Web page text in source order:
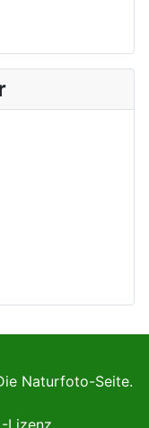
Naturfoto-Seite.